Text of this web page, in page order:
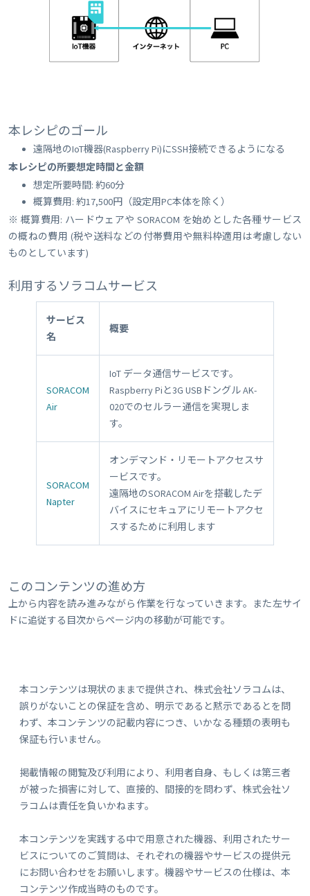
本レシピのゴール
遠隔地のIoT機器(Raspberry Pi)にSSH接続できるようになる
本レシピの所要想定時間と金額
想定所要時間: 約60分
概算費用: 約17,500円（設定用PC本体を除く）
※ 概算費用: ハードウェアや SORACOM を始めとした各種サービス
の概ねの費用 (税や送料などの付帯費用や無料枠適用は考慮しない
ものとしています)
利用するソラコムサービス
サービス
名
概要
SORACOM
Air
IoT データ通信サービスです。
Raspberry Piと3G USBドングル AK-
020でのセルラー通信を実現しま
す。
SORACOM
Napter
オンデマンド・リモートアクセスサ
ービスです。
遠隔地のSORACOM Airを搭載したデ
バイスにセキュアにリモートアクセ
スするために利用します
このコンテンツの進め方
上から内容を読み進みながら作業を行なっていきます。また左サイ
ドに追従する目次からページ内の移動が可能です。
本コンテンツは現状のままで提供され、株式会社ソラコムは、
誤りがないことの保証を含め、明示であると黙示であるとを問
わず、本コンテンツの記載内容につき、いかなる種類の表明も
保証も行いません。
掲載情報の閲覧及び利用により、利用者自身、もしくは第三者
が被った損害に対して、直接的、間接的を問わず、株式会社ソ
ラコムは責任を負いかねます。
本コンテンツを実践する中で用意された機器、利用されたサー
ビスについてのご質問は、それぞれの機器やサービスの提供元
にお問い合わせをお願いします。機器やサービスの仕様は、本
コンテンツ作成当時のものです。